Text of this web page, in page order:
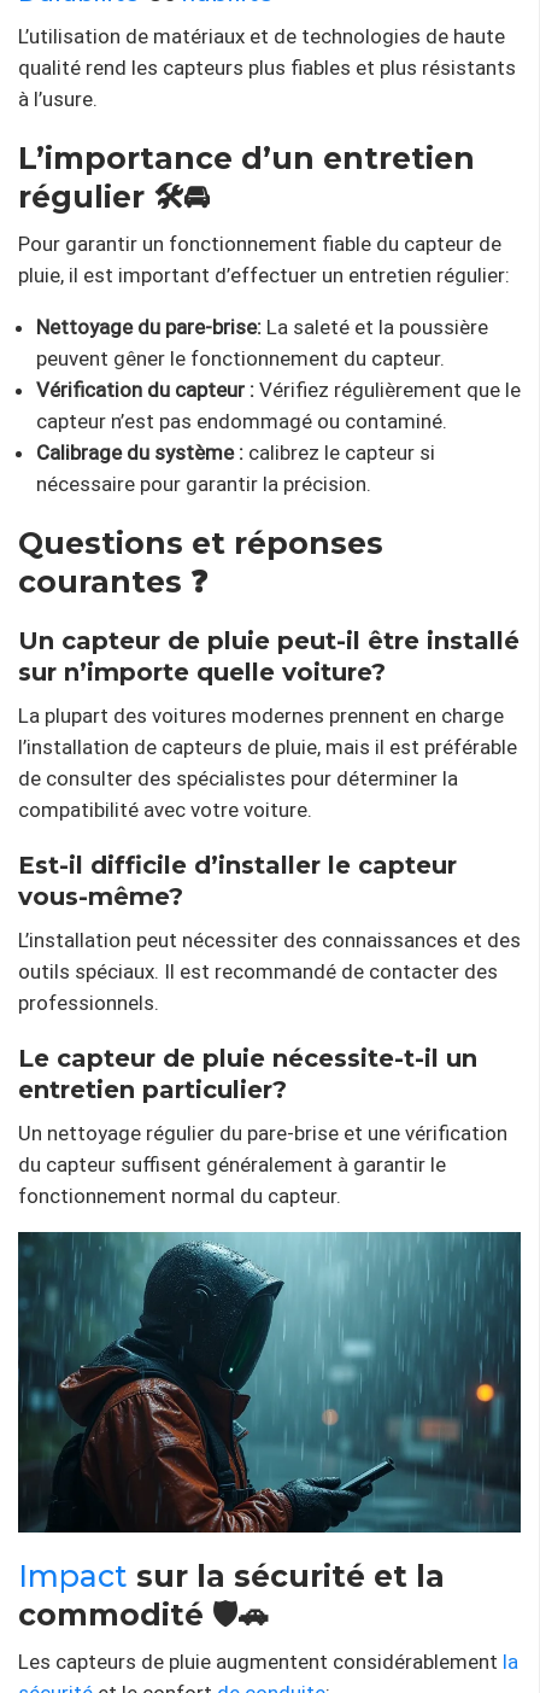
L’utilisation de matériaux et de technologies de haute
qualité rend les capteurs plus fiables et plus résistants
à l’usure.
L’importance d’un entretien
régulier 🛠️🚘
Pour garantir un fonctionnement fiable du capteur de
pluie, il est important d’effectuer un entretien régulier:
Nettoyage du pare-brise: La saleté et la poussière
peuvent gêner le fonctionnement du capteur.
Vérification du capteur : Vérifiez régulièrement que le
capteur n’est pas endommagé ou contaminé.
Calibrage du système : calibrez le capteur si
nécessaire pour garantir la précision.
Questions et réponses
courantes ❓
Un capteur de pluie peut-il être installé
sur n’importe quelle voiture?
La plupart des voitures modernes prennent en charge
l’installation de capteurs de pluie, mais il est préférable
de consulter des spécialistes pour déterminer la
compatibilité avec votre voiture.
Est-il difficile d’installer le capteur
vous-même?
L’installation peut nécessiter des connaissances et des
outils spéciaux. Il est recommandé de contacter des
professionnels.
Le capteur de pluie nécessite-t-il un
entretien particulier?
Un nettoyage régulier du pare-brise et une vérification
du capteur suffisent généralement à garantir le
fonctionnement normal du capteur.
Impact sur la sécurité et la
commodité 🛡️🚗
Les capteurs de pluie augmentent considérablement la